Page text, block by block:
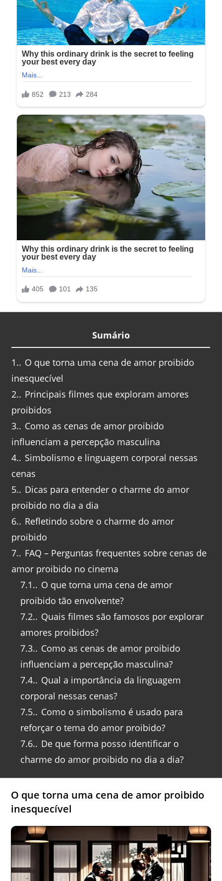
Sumário
1. O que torna uma cena de amor proibido
inesquecível
2. Principais filmes que exploram amores
proibidos
3. Como as cenas de amor proibido
influenciam a percepção masculina
4. Simbolismo e linguagem corporal nessas
cenas
5. Dicas para entender o charme do amor
proibido no dia a dia
6. Refletindo sobre o charme do amor
proibido
7. FAQ – Perguntas frequentes sobre cenas de
amor proibido no cinema
7.1. O que torna uma cena de amor
proibido tão envolvente?
7.2. Quais filmes são famosos por explorar
amores proibidos?
7.3. Como as cenas de amor proibido
influenciam a percepção masculina?
7.4. Qual a importância da linguagem
corporal nessas cenas?
7.5. Como o simbolismo é usado para
reforçar o tema do amor proibido?
7.6. De que forma posso identificar o
charme do amor proibido no dia a dia?
O que torna uma cena de amor proibido
inesquecível